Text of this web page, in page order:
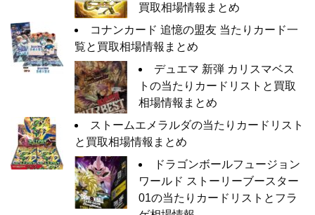
買取相場情報まとめ
コナンカード 追憶の盟友 当たりカード一
覧と買取相場情報まとめ
デュエマ 新弾 カリスマベス
トの当たりカードリストと買取
相場情報まとめ
ストームエメラルダの当たりカードリスト
と買取相場情報まとめ
ドラゴンボールフュージョン
ワールド ストーリーブースター
01の当たりカードリストとフラ